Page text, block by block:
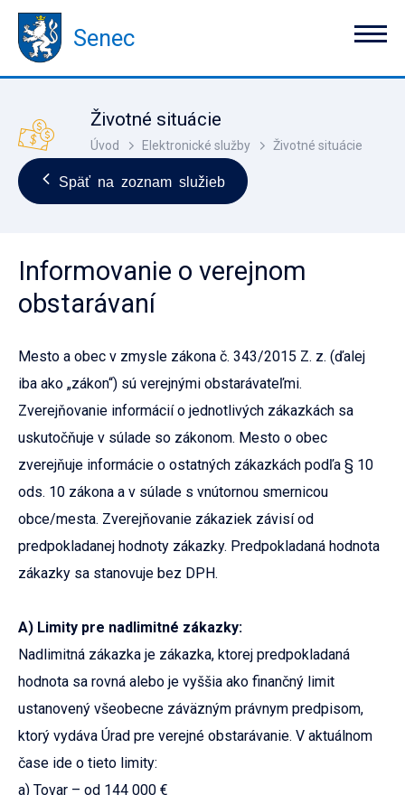
Senec
Životné situácie
Úvod Elektronické služby Životné situácie
Späť na zoznam služieb
Informovanie o verejnom
obstarávaní
Mesto a obec v zmysle zákona č. 343/2015 Z. z. (ďalej
iba ako „zákon“) sú verejnými obstarávateľmi.
Zverejňovanie informácií o jednotlivých zákazkách sa
uskutočňuje v súlade so zákonom. Mesto o obec
zverejňuje informácie o ostatných zákazkách podľa § 10
ods. 10 zákona a v súlade s vnútornou smernicou
obce/mesta. Zverejňovanie zákaziek závisí od
predpokladanej hodnoty zákazky. Predpokladaná hodnota
zákazky sa stanovuje bez DPH.
A) Limity pre nadlimitné zákazky:
Nadlimitná zákazka je zákazka, ktorej predpokladaná
hodnota sa rovná alebo je vyššia ako finančný limit
ustanovený všeobecne záväzným právnym predpisom,
ktorý vydáva Úrad pre verejné obstarávanie. V aktuálnom
čase ide o tieto limity:
a) Tovar – od 144 000 €